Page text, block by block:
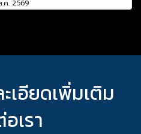
.ค. 2569
เอียดเพิ่มเติม
เรา